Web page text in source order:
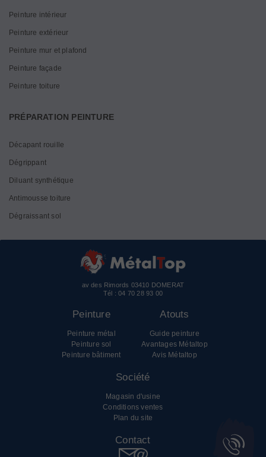
Peinture intérieur
Peinture extérieur
Peinture mur et plafond
Peinture façade
Peinture toiture
PRÉPARATION PEINTURE
Décapant rouille
Dégrippant
Diluant synthétique
Antimousse toiture
Dégraissant sol
av des Rimords 03410 DOMERAT
Tél :04 70 28 93 00
Peinture
Peinture métal
Peinture sol
Peinture bâtiment
Atouts
Guide peinture
Avantages Métaltop
Avis Métaltop
Société
Magasin d'usine
Conditions ventes
Plan du site
Contact